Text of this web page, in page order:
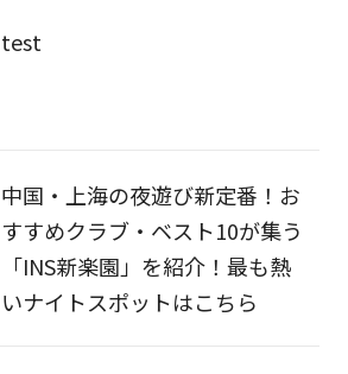
test
中国・上海の夜遊び新定番！お
すすめクラブ・ベスト10が集う
「INS新楽園」を紹介！最も熱
いナイトスポットはこちら